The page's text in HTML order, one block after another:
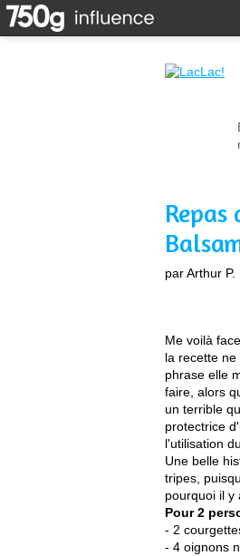
par Arthur P.
Me voilà
la recette
phrase elle
faire, alors
un terrible
protectrice
l'utilisation
Une belle
tripes,
pourquoi il y
Pour 2
- 2
- 4 oignons